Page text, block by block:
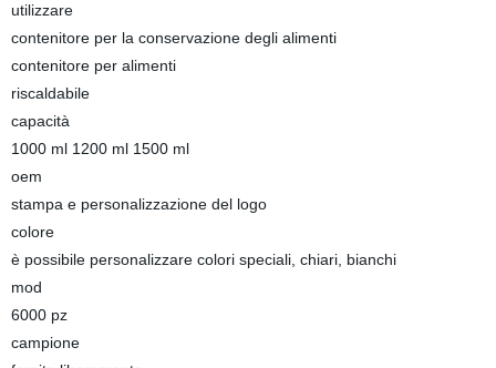
utilizzare
contenitore per la conservazione degli alimenti
contenitore per alimenti
riscaldabile
capacità
1000 ml 1200 ml 1500 ml
oem
stampa e personalizzazione del logo
colore
è possibile personalizzare colori speciali, chiari, bianchi
mod
6000 pz
campione